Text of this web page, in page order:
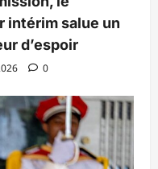
intérim salue un
d’espoir
0